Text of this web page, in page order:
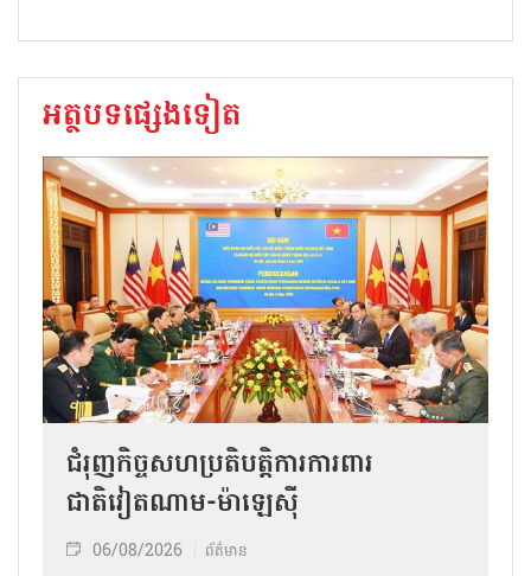
អត្ថបទផ្សេងទៀត
ជំរុញកិច្ចសហប្រតិបត្តិការការពារ
ជាតិវៀតណាម-ម៉ាឡេស៊ី
06/08/2026 ព័ត៌មាន